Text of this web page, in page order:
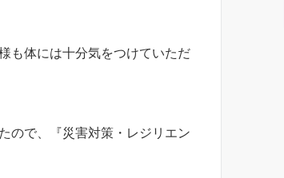
も体には十分気をつけていただ
ので、『災害対策・レジリエン